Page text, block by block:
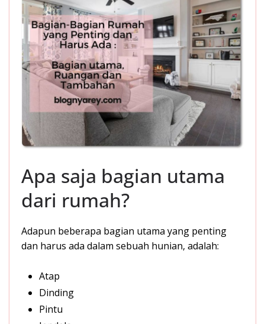
Apa saja bagian utama
dari rumah?
Adapun beberapa bagian utama yang penting
dan harus ada dalam sebuah hunian, adalah:
Atap
Dinding
Pintu